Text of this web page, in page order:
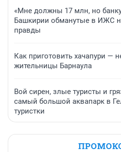
«Мне должны 17 млн, но
Башкирии обманутые в ИЖС
правды
Как приготовить хачапури —
жительницы Барнаула
Вой сирен, злые туристы и
самый большой аквапарк в
туристки